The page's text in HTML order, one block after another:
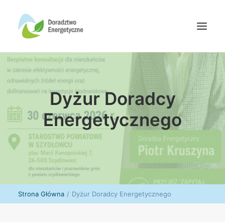
Oferta doradców
Aktualności
Wydarzenia
Oferta finansowania
Wiedza
Media
Kontakt
Dyżur Doradcy
Energetycznego
Strona Główna Dyżur Doradcy Energetycznego